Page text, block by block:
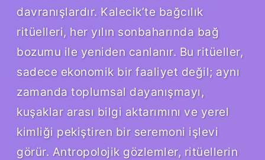
davranışlardır. Kalecik’te bağcılık
ritüelleri, her yılın sonbaharında bağ
bozumu ile yeniden canlanır. Bu ritüeller,
sadece ekonomik bir faaliyet değil; aynı
zamanda toplumsal dayanışmayı,
kuşaklar arası bilgi aktarımını ve yerel
kimliği pekiştiren bir seremoni işlevi
görür. Antropolojik gözlemler, ritüellerin